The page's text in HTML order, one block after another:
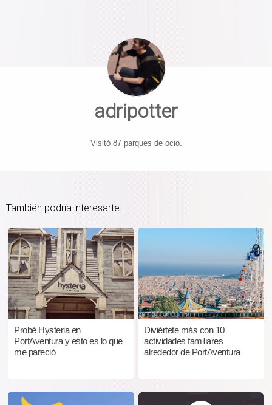
adripotter
Visitó 87 parques de ocio.
También podría interesarte...
Probé Hysteria en
PortAventura y esto es lo que
me pareció
Diviértete más con 10
actividades familiares
alrededor de PortAventura